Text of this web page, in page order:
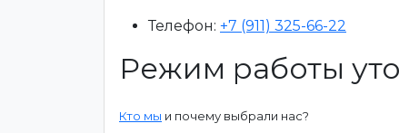
Телефон: +7 (911) 325-66-22
Режим работы
Кто мы и почему выбрали нас?